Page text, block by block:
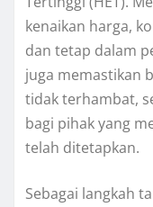
kenaikan harga,
dan tetap dalam
juga memastikan
tidak terhambat,
bagi pihak yang
telah ditetapkan.
Sebagai langkah